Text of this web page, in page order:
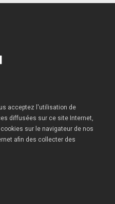
acceptez l'utilisation de
diffusées sur ce site Internet,
sur le navigateur de nos
afin des collecter des